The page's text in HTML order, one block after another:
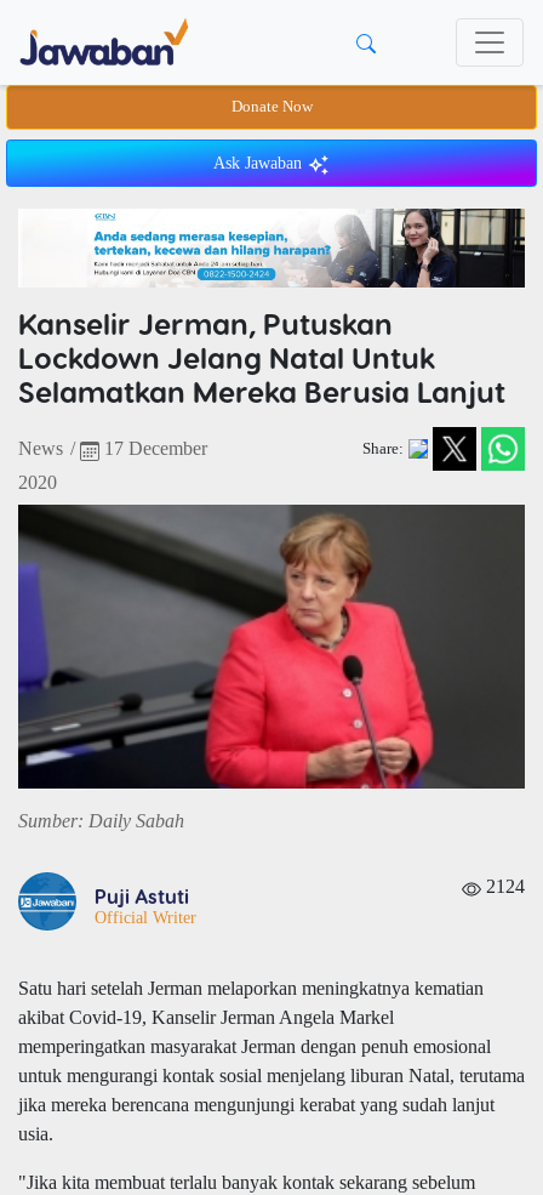
Donate Now
Ask Jawaban
Kanselir Jerman, Putuskan
Lockdown Jelang Natal Untuk
Selamatkan Mereka Berusia Lanjut
News /
17 December
2020
Share:
Sumber: Daily Sabah
Puji Astuti
Official Writer
2124
Satu hari setelah Jerman melaporkan meningkatnya kematian
akibat Covid-19, Kanselir Jerman Angela Markel
memperingatkan masyarakat Jerman dengan penuh emosional
untuk mengurangi kontak sosial menjelang liburan Natal, terutama
jika mereka berencana mengunjungi kerabat yang sudah lanjut
usia.
"Jika kita membuat terlalu banyak kontak sekarang sebelum